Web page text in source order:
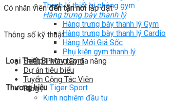
Thanh lý thiết bị phòng gym
Hàng trưng bày thanh lý
Hàng trưng bày thanh lý Gym
Hàng trưng bày thanh lý Cardio
Hàng Mới Giá Sốc
Phụ kiện gym thanh lý
Setup Phòng Gym
Dự án tiêu biểu
Tuyển Cộng Tác Viên
Blog
Kinh nghiệm đầu tư
Có nhân viênđến tận nơilắp đặt
Thông số kỹ thuật
Loại Thiết Bị Máy tập đa năng
Thương hiệu Tiger Sport